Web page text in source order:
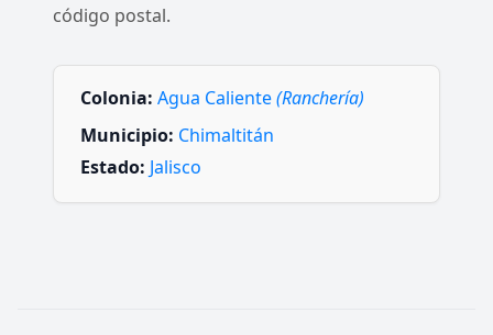
código postal.
Colonia: Agua Caliente(Ranchería)
Municipio: Chimaltitán
Estado: Jalisco